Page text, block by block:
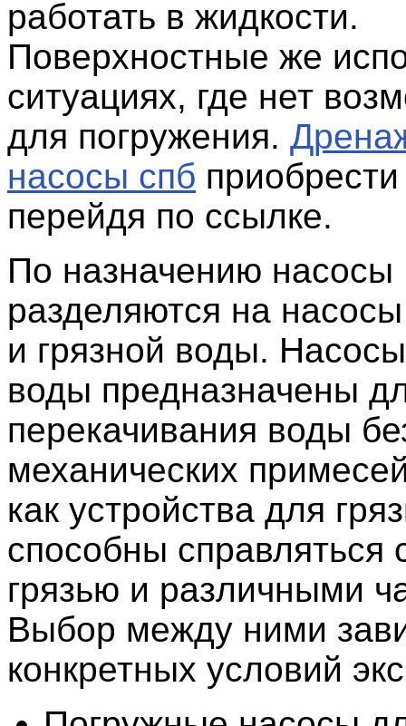
работать в жидкости.
Поверхностные же
ситуациях, где нет
для погружения.
насосы спб
перейдя по ссылке.
По назначению насосы
разделяются на
и грязной воды.
воды предназначены
перекачивания воды
механических
как устройства для
способны справляться
грязью и различными
Выбор между ними
конкретных условий